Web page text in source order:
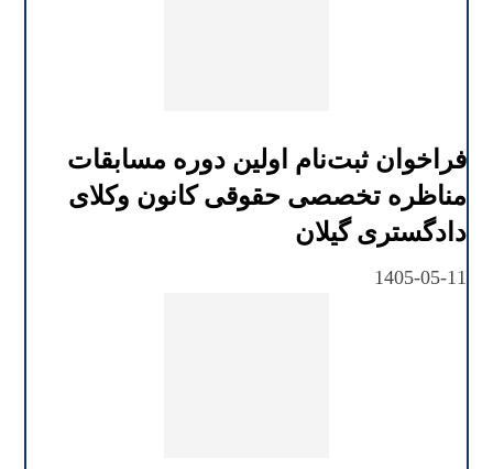
فراخوان ثبت‌نام اولین دوره مسابقات
مناظره تخصصی حقوقی کانون وکلای
دادگستری گیلان
1405-05-11